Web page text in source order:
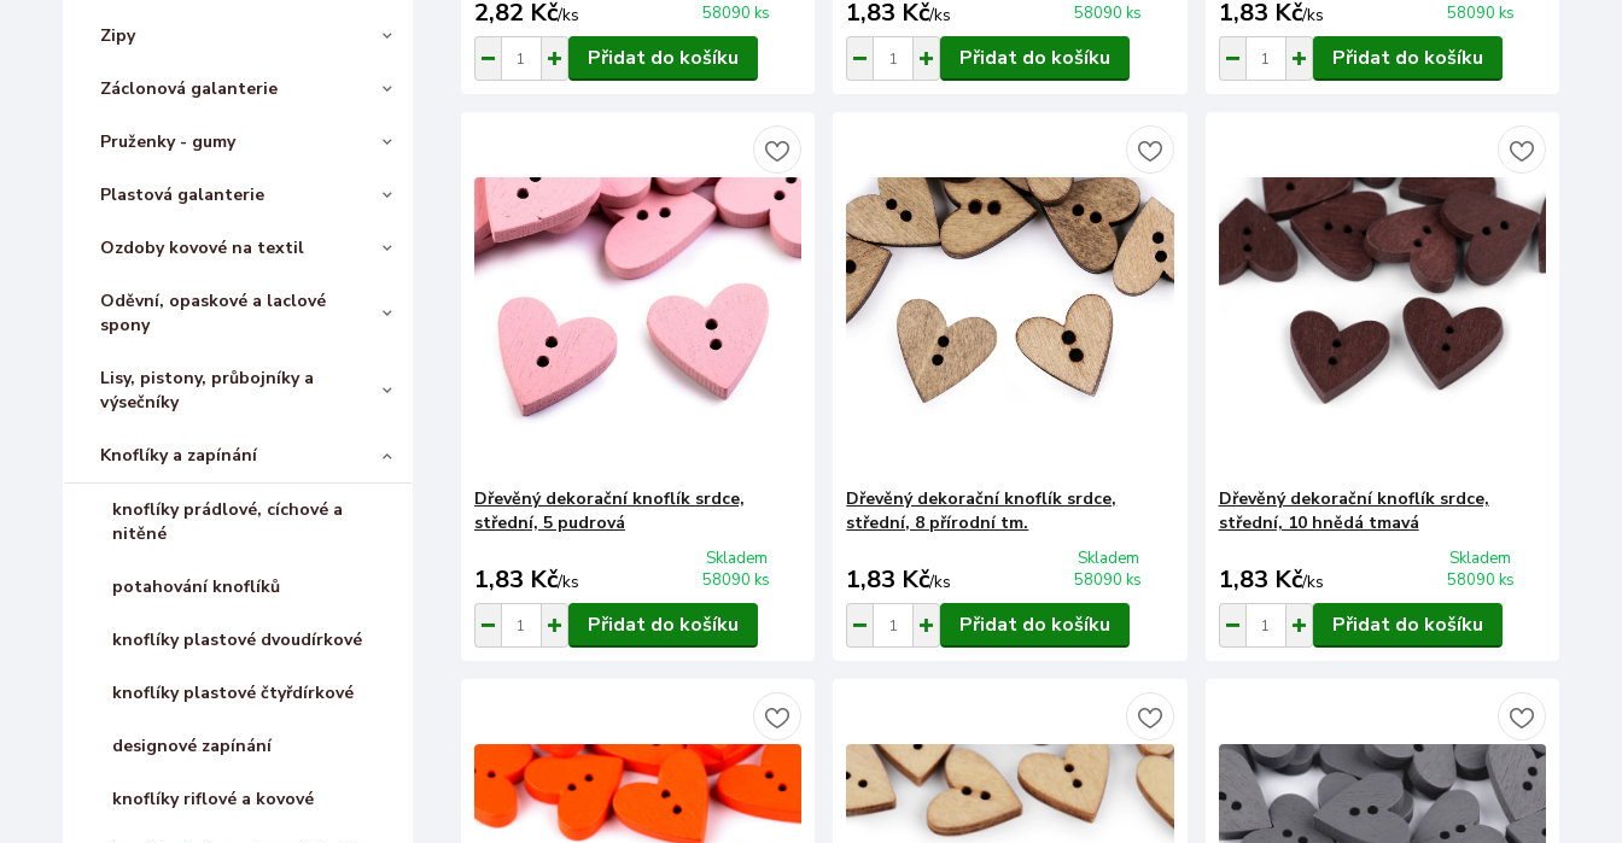
Zipy
Záclonová galanterie
Pruženky - gumy
Plastová galanterie
Ozdoby kovové na textil
Oděvní, opaskové a laclové
spony
Lisy, pistony, průbojníky a
výsečníky
Knoflíky a zapínání
knoflíky prádlové, cíchové a
nitěné
potahování knoflíků
knoflíky plastové dvoudírkové
knoflíky plastové čtyřdírkové
designové zapínání
knoflíky riflové a kovové
2,82 Kč/ks
58090 ks
Přidat do košíku
1,83 Kč/ks
58090 ks
Přidat do košíku
1,83 Kč/ks
58090 ks
Přidat do košíku
Dřevěný dekorační knoflík srdce,
střední, 5 pudrová
1,83 Kč/ks
Skladem
58090 ks
Přidat do košíku
Dřevěný dekorační knoflík srdce,
střední, 8 přírodní tm.
1,83 Kč/ks
Skladem
58090 ks
Přidat do košíku
Dřevěný dekorační knoflík srdce,
střední, 10 hnědá tmavá
1,83 Kč/ks
Skladem
58090 ks
Přidat do košíku